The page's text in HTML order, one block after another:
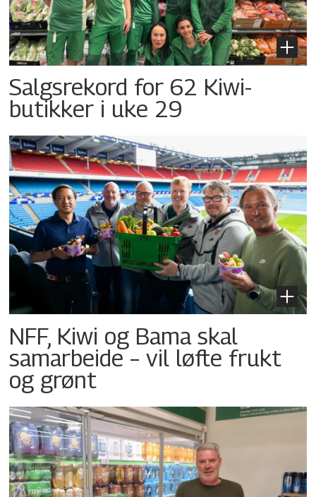
Salgsrekord for 62 Kiwi-
butikker i uke 29
NFF, Kiwi og Bama skal
samarbeide – vil løfte frukt
og grønt